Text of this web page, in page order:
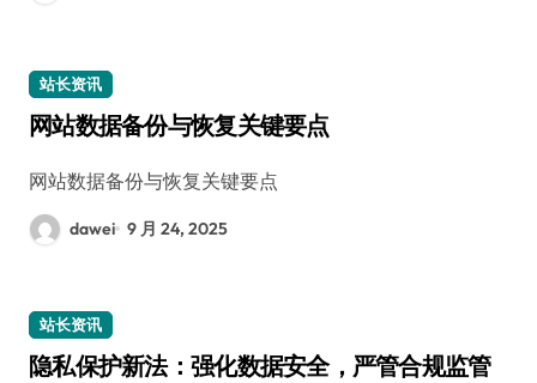
站长资讯
网站数据备份与恢复关键要点
网站数据备份与恢复关键要点
dawei 9 月 24, 2025
站长资讯
隐私保护新法：强化数据安全，严管合规监管